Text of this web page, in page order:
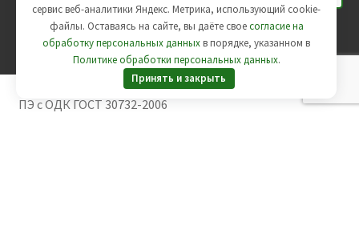
Агентство интернет-маркетинга - SeoУслуга
сервис веб-аналитики Яндекс. Метрика, использующий cookie-
файлы. Оставаясь на сайте, вы даёте своесогласие на
обработку персональных данныхв порядке, указанном в
Политике обработки персональных данных.
Принять и закрыть